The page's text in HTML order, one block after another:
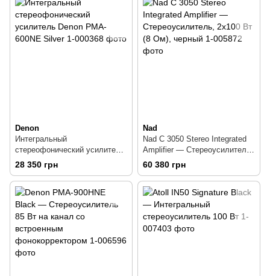
Denon
Интегральный
стереофонический усилитель
Denon PMA-600NE Silver
28 350 грн
Nad
Nad C 3050 Stereo Integrated
Amplifier — Стереоусилитель,
2x100 Вт (8 Ом), черный
60 380 грн